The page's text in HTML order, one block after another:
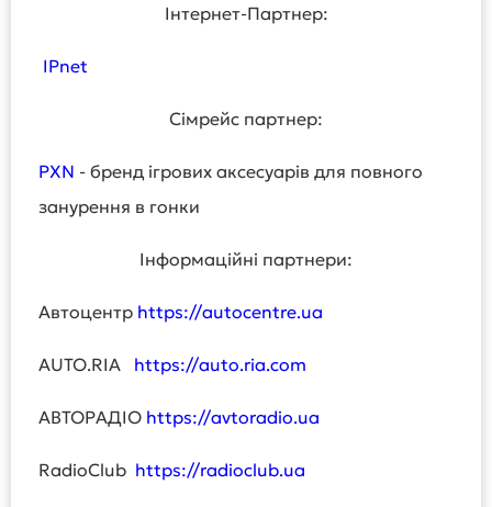
Інтернет-Партнер:
IPnet
Сімрейс партнер:
PXN - бренд ігрових аксесуарів для повного
занурення в гонки
Інформаційні партнери:
Автоцентр https://autocentre.ua
AUTO.RIA https://auto.ria.com
АВТОРАДІО https://avtoradio.ua
RadioClub https://radioclub.ua